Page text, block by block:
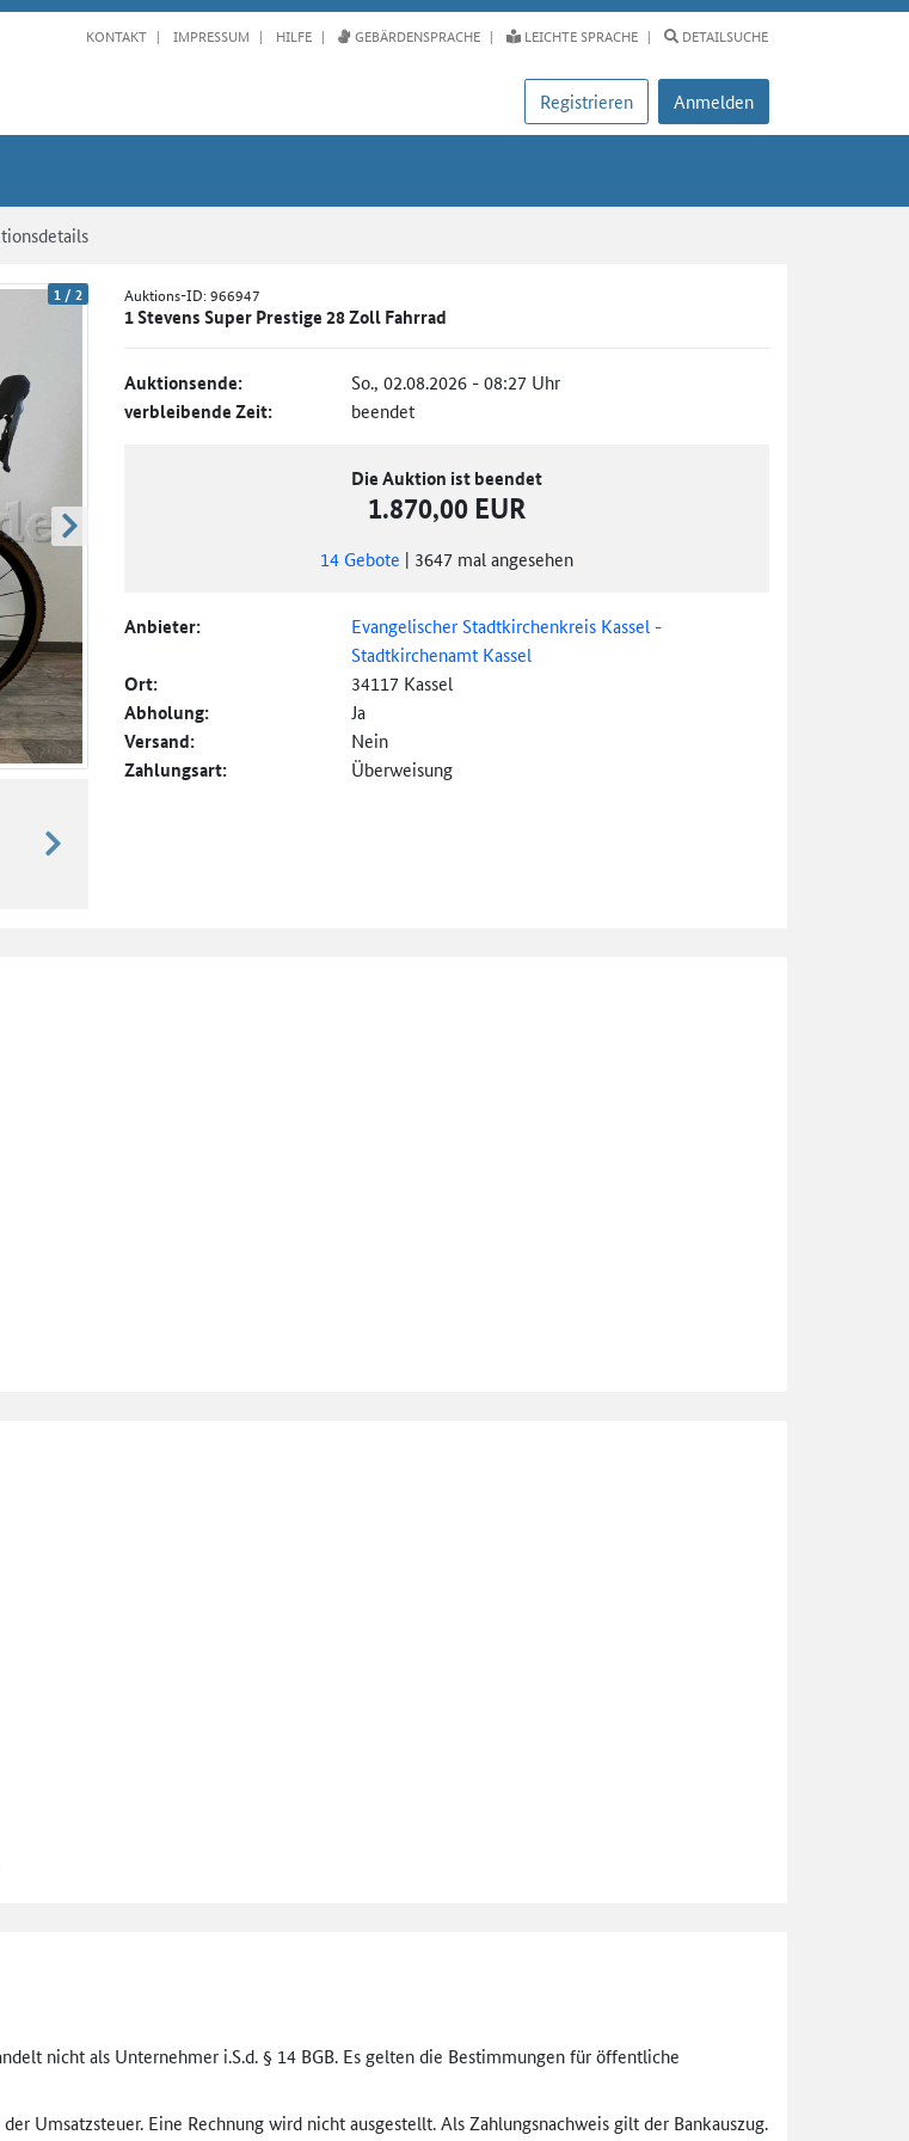
KONTAKT IMPRESSUM HILFE GEBÄRDENSPRACHE LEICHTE SPRACHE DETAILSUCHE
Registrieren Anmelden
1 /2
weiter blättern
weiter blättern
Auktions-ID:966947
1 Stevens Super Prestige 28 Zoll Fahrrad
Auktionsende: So., 02.08.2026 - 08:27 Uhr
verbleibende Zeit: beendet
Die Auktion ist beendet
1.870,00 EUR
14 Gebote | 3647 mal angesehen
Anbieter:
Evangelischer Stadtkirchenkreis Kassel -
Stadtkirchenamt Kassel
Ort: 34117 Kassel
Abholung: Ja
Versand: Nein
Zahlungsart: Überweisung
nicht als Unternehmer i.S.d. § 14 BGB. Es gelten die Bestimmungen für öffentliche
Umsatzsteuer. Eine Rechnung wird nicht ausgestellt. Als Zahlungsnachweis gilt der Bankauszug.